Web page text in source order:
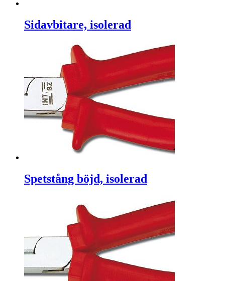
Sidavbitare, isolerad
Spetstång böjd, isolerad